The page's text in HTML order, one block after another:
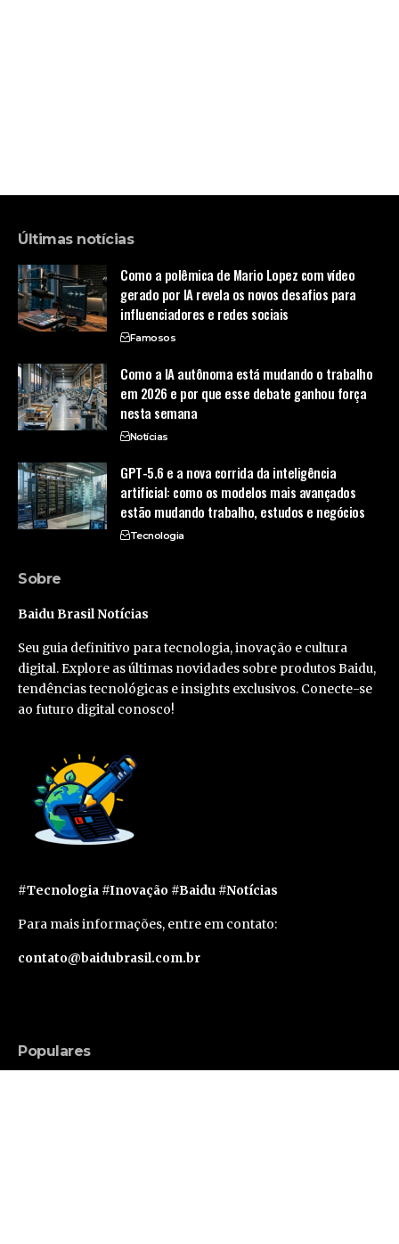
Últimas notícias
Como a polêmica de Mario Lopez com vídeo
gerado por IA revela os novos desafios para
influenciadores e redes sociais
Famosos
Como a IA autônoma está mudando o trabalho
em 2026 e por que esse debate ganhou força
nesta semana
Notícias
GPT-5.6 e a nova corrida da inteligência
artificial: como os modelos mais avançados
estão mudando trabalho, estudos e negócios
Tecnologia
Sobre
Baidu Brasil Notícias
Seu guia definitivo para tecnologia, inovação e cultura
digital. Explore as últimas novidades sobre produtos Baidu,
tendências tecnológicas e insights exclusivos. Conecte-se
ao futuro digital conosco!
#Tecnologia #Inovação #Baidu #Notícias
Para mais informações, entre em contato:
contato@baidubrasil.com.br
Populares